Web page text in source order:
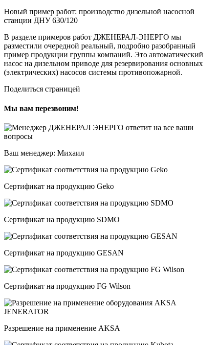
Новый пример работ: производство дизельной насосной
станции ДНУ 630/120
В разделе примеров работ ДЖЕНЕРАЛ-ЭНЕРГО мы
разместили очередной реальный, подробно разобранный
пример продукции группы компаний. Это автоматический
насос на дизельном приводе для резервирования основных
(электрических) насосов системы противопожарной.
Поделиться страницей
Мы вам перезвоним!
Ваш менеджер: Михаил
Сертификат на продукцию Geko
Сертификат на продукцию SDMO
Сертификат на продукцию GESAN
Сертификат на продукцию FG Wilson
Разрешение на применение AKSA